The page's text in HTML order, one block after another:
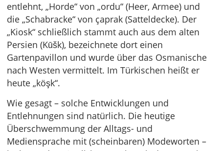
entlehnt, „Horde“ von „ordu“ (Heer, Armee) und
die „Schabracke“ von çaprak (Satteldecke). Der
„Kiosk“ schließlich stammt auch aus dem alten
Persien (Kūšk), bezeichnete dort einen
Gartenpavillon und wurde über das Osmanische
nach Westen vermittelt. Im Türkischen heißt er
heute „köşk“.
Wie gesagt – solche Entwicklungen und
Entlehnungen sind natürlich. Die heutige
Überschwemmung der Alltags- und
Mediensprache mit (scheinbaren) Modeworten –